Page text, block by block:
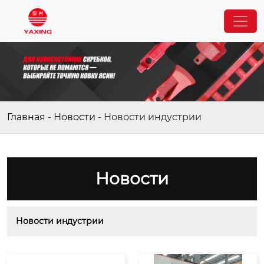
Главная - Новости - Новости индустрии
Новости
Новости индустрии